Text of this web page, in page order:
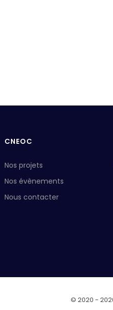
CNEOC
Nos projets
Nos évènements
Nous contacter
© 2020 -